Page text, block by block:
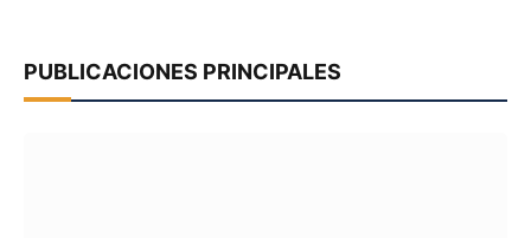
PUBLICACIONES PRINCIPALES